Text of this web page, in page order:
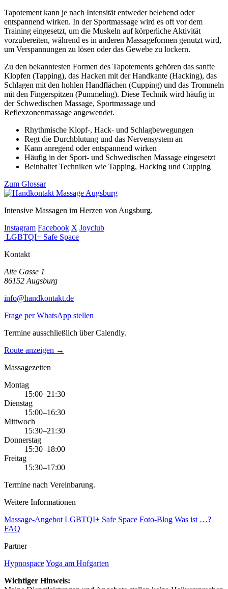
Tapotement kann je nach Intensität entweder belebend oder
entspannend wirken. In der Sportmassage wird es oft vor dem
Training eingesetzt, um die Muskeln auf körperliche Aktivität
vorzubereiten, während es in anderen Massageformen genutzt wird,
um Verspannungen zu lösen oder das Gewebe zu lockern.
Zu den bekanntesten Formen des Tapotements gehören das sanfte
Klopfen (Tapping), das Hacken mit der Handkante (Hacking), das
Schlagen mit den hohlen Handflächen (Cupping) und das Trommeln
mit den Fingerspitzen (Pummeling). Diese Technik wird häufig in
der Schwedischen Massage, Sportmassage und
Reflexzonenmassage angewendet.
Rhythmische Klopf-, Hack- und Schlagbewegungen
Regt die Durchblutung und das Nervensystem an
Kann anregend oder entspannend wirken
Häufig in der Sport- und Schwedischen Massage eingesetzt
Beinhaltet Techniken wie Tapping, Hacking und Cupping
Zum Glossar
Intensive Massagen im Herzen von Augsburg.
Instagram Facebook X Joyclub
LGBTQI+ Safe Space
Kontakt
Alte Gasse 1
86152 Augsburg
info@handkontakt.de
Frage per WhatsApp stellen
Termine ausschließlich über Calendly.
Route anzeigen →
Massagezeiten
Montag
15:00–21:30
Dienstag
15:00–16:30
Mittwoch
15:30–21:30
Donnerstag
15:30–18:00
Freitag
15:30–17:00
Termine nach Vereinbarung.
Weitere Informationen
Massage-Angebot LGBTQI+ Safe Space Foto-Blog Was ist …?
FAQ
Partner
HypnospaceYoga am Hofgarten
Wichtiger Hinweis: